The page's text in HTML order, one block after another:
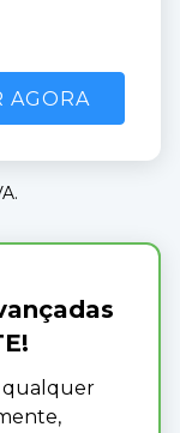
AGORA
qualquer